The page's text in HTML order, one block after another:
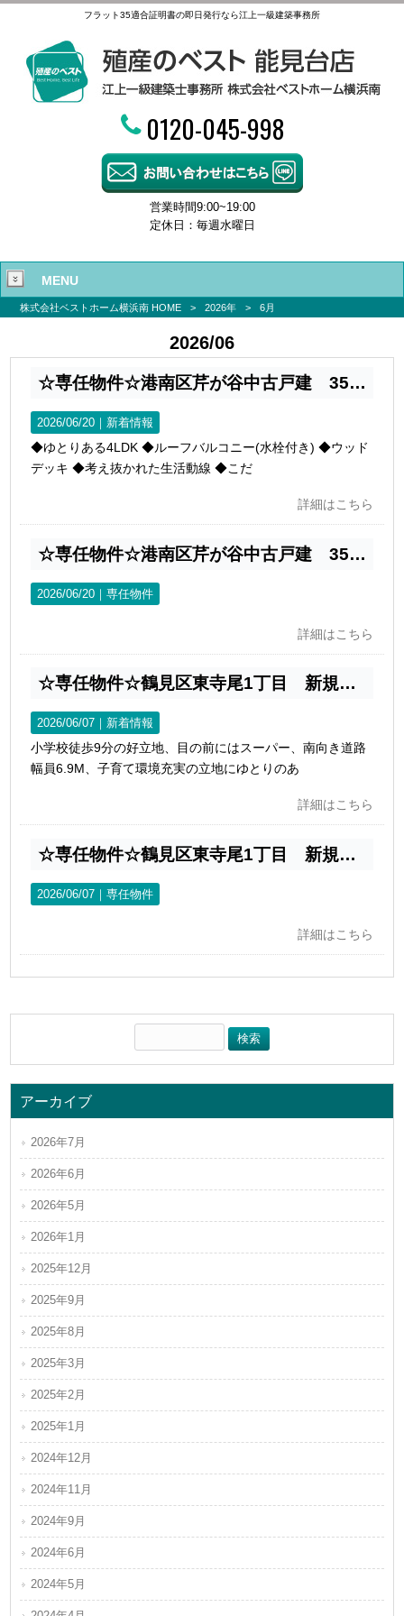
フラット35適合証明書の即日発行なら江上一級建築事務所
0120-045-998
営業時間9:00~19:00
定休日：毎週水曜日
MENU
株式会社ベストホーム横浜南 HOME > 2026年 > 6月
2026/06
☆専任物件☆港南区芹が谷中古戸建 3500万円
2026/06/20｜ 新着情報
◆ゆとりある4LDK ◆ルーフバルコニー(水栓付き) ◆ウッド
デッキ ◆考え抜かれた生活動線 ◆こだ
詳細はこちら
☆専任物件☆港南区芹が谷中古戸建 3500万円
2026/06/20｜専任物件
詳細はこちら
☆専任物件☆鶴見区東寺尾1丁目 新規分譲5380万円
2026/06/07｜ 新着情報
小学校徒歩9分の好立地、目の前にはスーパー、南向き道路
幅員6.9M、子育て環境充実の立地にゆとりのあ
詳細はこちら
☆専任物件☆鶴見区東寺尾1丁目 新規分譲5380万円
2026/06/07｜専任物件
詳細はこちら
アーカイブ
2026年7月
2026年6月
2026年5月
2026年1月
2025年12月
2025年9月
2025年8月
2025年3月
2025年2月
2025年1月
2024年12月
2024年11月
2024年9月
2024年6月
2024年5月